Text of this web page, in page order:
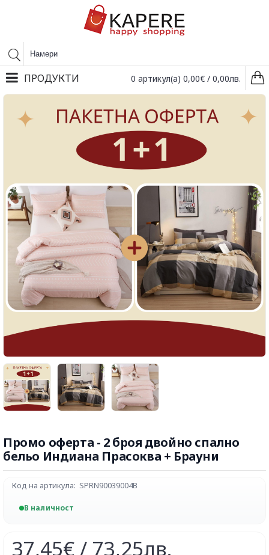
0 артикул(а) 0,00€ / 0,00лв.
ПРОДУКТИ
Промо оферта - 2 броя двойно спално
бельо Индиана Прасоква + Брауни
Код на артикула: SPRN90039004B
В наличност
37,45€ / 73,25лв.